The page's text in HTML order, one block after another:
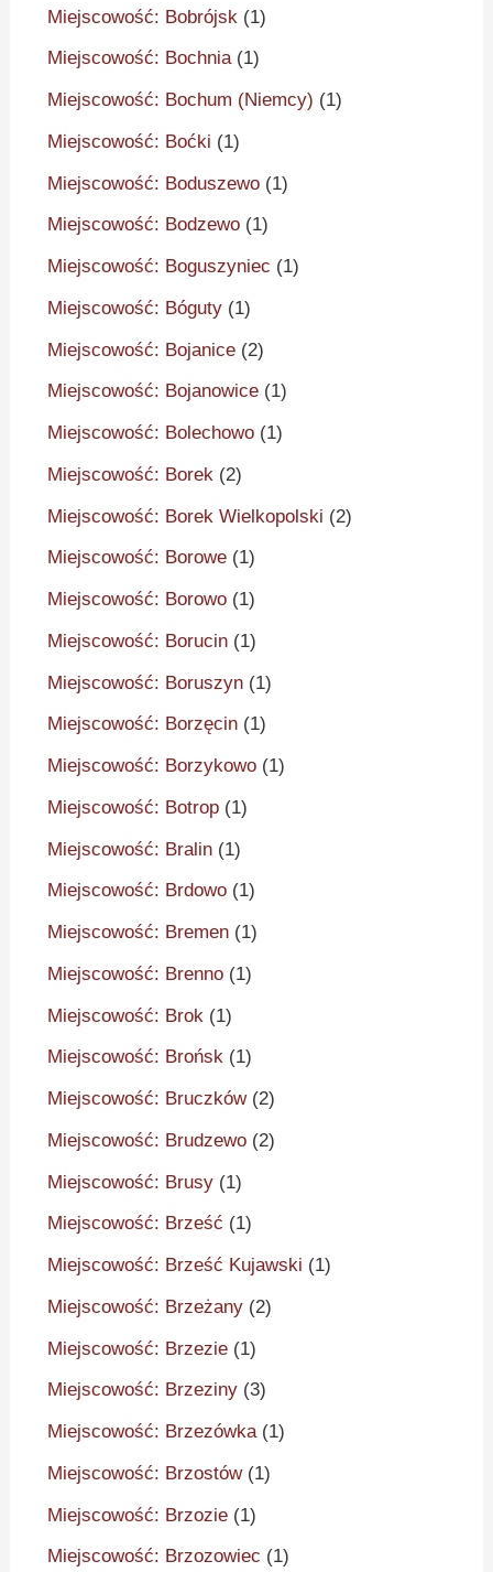
Miejscowość: Bobrójsk (1)
Miejscowość: Bochnia(1)
Miejscowość: Bochum (Niemcy) (1)
Miejscowość: Boćki (1)
Miejscowość: Boduszewo (1)
Miejscowość: Bodzewo (1)
Miejscowość: Boguszyniec (1)
Miejscowość: Bóguty (1)
Miejscowość: Bojanice (2)
Miejscowość: Bojanowice (1)
Miejscowość: Bolechowo (1)
Miejscowość: Borek (2)
Miejscowość: Borek Wielkopolski (2)
Miejscowość: Borowe (1)
Miejscowość: Borowo (1)
Miejscowość: Borucin (1)
Miejscowość: Boruszyn (1)
Miejscowość: Borzęcin (1)
Miejscowość: Borzykowo (1)
Miejscowość: Botrop (1)
Miejscowość: Bralin (1)
Miejscowość: Brdowo (1)
Miejscowość: Bremen (1)
Miejscowość: Brenno (1)
Miejscowość: Brok (1)
Miejscowość: Brońsk (1)
Miejscowość: Bruczków(2)
Miejscowość: Brudzewo (2)
Miejscowość: Brusy (1)
Miejscowość: Brześć (1)
Miejscowość: Brześć Kujawski (1)
Miejscowość: Brzeżany (2)
Miejscowość: Brzezie (1)
Miejscowość: Brzeziny (3)
Miejscowość: Brzezówka(1)
Miejscowość: Brzostów(1)
Miejscowość: Brzozie (1)
Miejscowość: Brzozowiec (1)